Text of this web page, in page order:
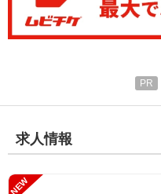
求人情報
NEW